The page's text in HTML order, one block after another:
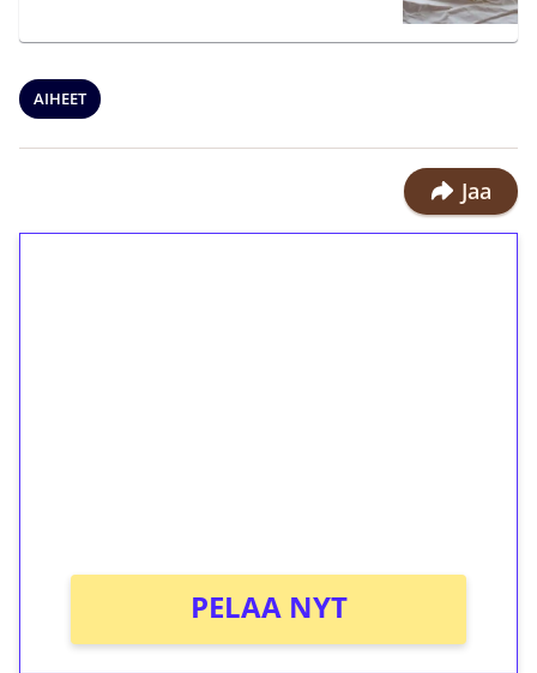
AIHEET
Jaa
PELAA NYT